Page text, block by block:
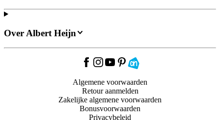
Over Albert Heijn
Algemene voorwaarden
Retour aanmelden
Zakelijke algemene voorwaarden
Bonusvoorwaarden
Privacybeleid